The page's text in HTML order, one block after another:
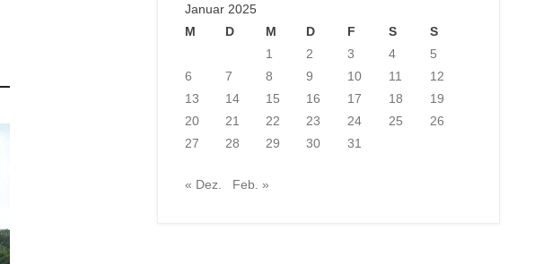
Januar 2025
M
D M D F S
S
1
2 3 4
5
6
7 8 9 10 11
12
13
14 15 16 17 18
19
20
21 22 23 24 25
26
27
28 29 30 31
« Dez. Feb. »